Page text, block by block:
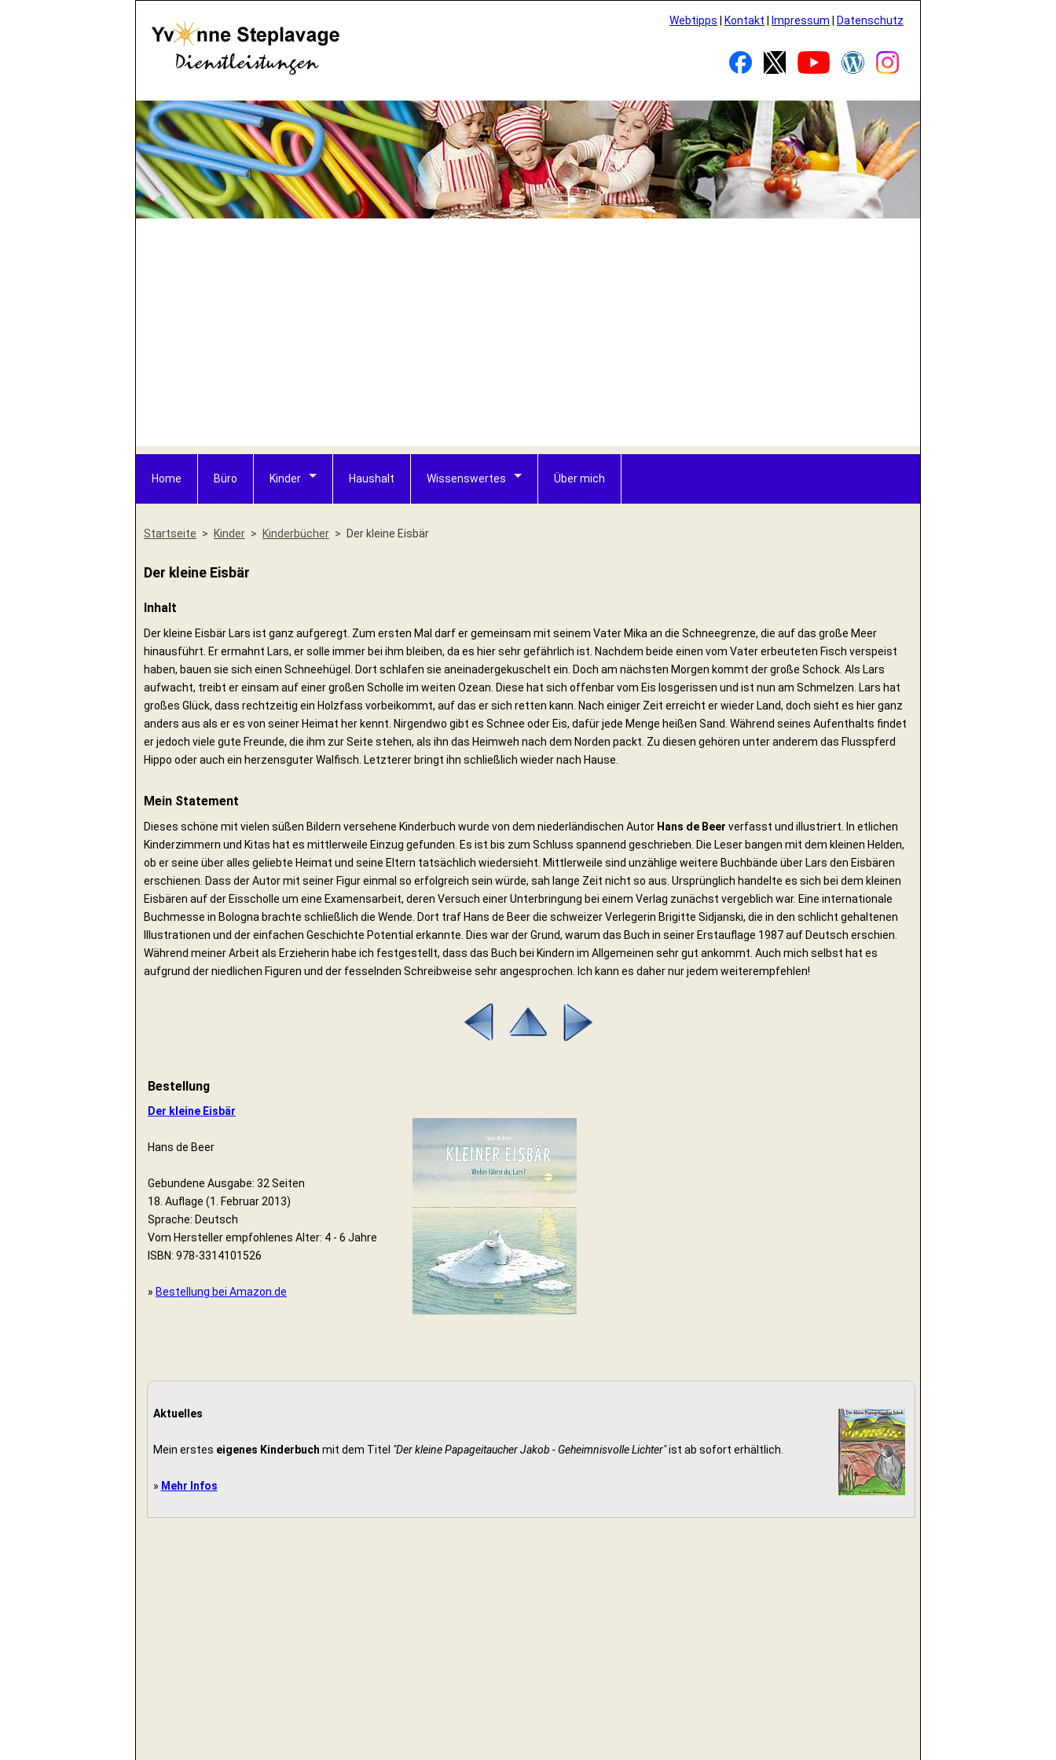
Webtipps Kontakt Impressum Datenschutz
Home Büro Kinder Haushalt Wissenswertes Über mich
Startseite Kinder Kinderbücher Der kleine Eisbär
Der kleine Eisbär
Inhalt
Der kleine Eisbär Lars ist ganz aufgeregt. Zum ersten Mal darf er gemeinsam mit seinem Vater Mika an die Schneegrenze, die auf das große Meer
hinausführt. Er ermahnt Lars, er solle immer bei ihm bleiben, da es hier sehr gefährlich ist. Nachdem beide einen vom Vater erbeuteten Fisch verspeist
haben, bauen sie sich einen Schneehügel. Dort schlafen sie aneinadergekuschelt ein. Doch am nächsten Morgen kommt der große Schock. Als Lars
aufwacht, treibt er einsam auf einer großen Scholle im weiten Ozean. Diese hat sich offenbar vom Eis losgerissen und ist nun am Schmelzen. Lars hat
großes Glück, dass rechtzeitig ein Holzfass vorbeikommt, auf das er sich retten kann. Nach einiger Zeit erreicht er wieder Land, doch sieht es hier ganz
anders aus als er es von seiner Heimat her kennt. Nirgendwo gibt es Schnee oder Eis, dafür jede Menge heißen Sand. Während seines Aufenthalts findet
er jedoch viele gute Freunde, die ihm zur Seite stehen, als ihn das Heimweh nach dem Norden packt. Zu diesen gehören unter anderem das Flusspferd
Hippo oder auch ein herzensguter Walfisch. Letzterer bringt ihn schließlich wieder nach Hause.
Mein Statement
Dieses schöne mit vielen süßen Bildern versehene Kinderbuch wurde von dem niederländischen Autor Hans de Beer verfasst und illustriert. In etlichen
Kinderzimmern und Kitas hat es mittlerweile Einzug gefunden. Es ist bis zum Schluss spannend geschrieben. Die Leser bangen mit dem kleinen Helden,
ob er seine über alles geliebte Heimat und seine Eltern tatsächlich wiedersieht. Mittlerweile sind unzählige weitere Buchbände über Lars den Eisbären
erschienen. Dass der Autor mit seiner Figur einmal so erfolgreich sein würde, sah lange Zeit nicht so aus. Ursprünglich handelte es sich bei dem kleinen
Eisbären auf der Eisscholle um eine Examensarbeit, deren Versuch einer Unterbringung bei einem Verlag zunächst vergeblich war. Eine internationale
Buchmesse in Bologna brachte schließlich die Wende. Dort traf Hans de Beer die schweizer Verlegerin Brigitte Sidjanski, die in den schlicht gehaltenen
Illustrationen und der einfachen Geschichte Potential erkannte. Dies war der Grund, warum das Buch in seiner Erstauflage 1987 auf Deutsch erschien.
Während meiner Arbeit als Erzieherin habe ich festgestellt, dass das Buch bei Kindern im Allgemeinen sehr gut ankommt. Auch mich selbst hat es
aufgrund der niedlichen Figuren und der fesselnden Schreibweise sehr angesprochen. Ich kann es daher nur jedem weiterempfehlen!
Bestellung
Der kleine Eisbär
Hans de Beer
Gebundene Ausgabe: 32 Seiten
18. Auflage (1. Februar 2013)
Sprache: Deutsch
Vom Hersteller empfohlenes Alter: 4 - 6 Jahre
ISBN: 978-3314101526
» Bestellung bei Amazon.de
Aktuelles
Mein erstes eigenes Kinderbuch mit dem Titel "Der kleine Papageitaucher Jakob - Geheimnisvolle Lichter"ist ab sofort erhältlich.
» Mehr Infos